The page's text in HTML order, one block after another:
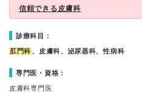
信頼できる皮膚科
診療科目：
肛門科 、皮膚科、泌尿器科、性病科
専門医・資格：
皮膚科専門医